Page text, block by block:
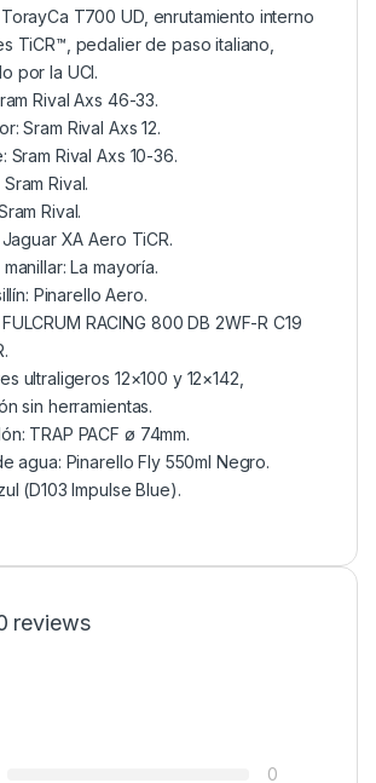
T700 UD, enrutamiento interno
TiCR™, pedalier de paso italiano,
por la UCI.
Rival Axs 46-33.
Sram Rival Axs 12.
Sram Rival Axs 10-36.
Rival.
Rival.
XA Aero TiCR.
La mayoría.
Pinarello Aero.
RACING 800 DB 2WF-R C19
ultraligeros 12×100 y 12×142,
sin herramientas.
TRAP PACF ø 74mm.
agua: Pinarello Fly 550ml Negro.
(D103 Impulse Blue).
reviews
0